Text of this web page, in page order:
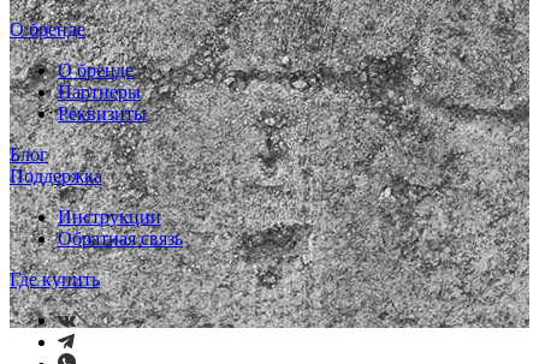
О бренде
О бренде
Партнеры
Реквизиты
Блог
Поддержка
Инструкции
Обратная связь
Где купить